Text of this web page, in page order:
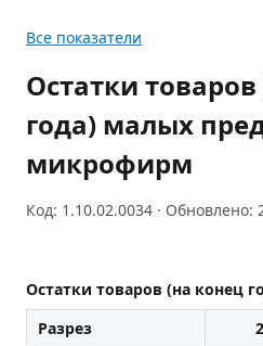
Все показатели
Остатки
года) малых
микрофирм
Код: 1.10.02.0034 · Обновлено:
Остатки товаров (на конец
Разрез